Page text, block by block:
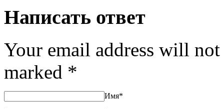
Написать ответ
Your email address will
marked *
Имя*